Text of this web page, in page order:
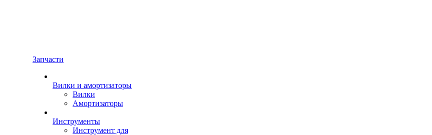
Запчасти
Вилки и амортизаторы
Вилки
Амортизаторы
Инструменты
Инструмент для